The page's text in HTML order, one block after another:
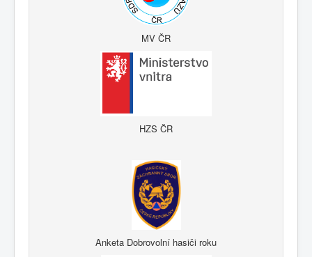
MV ČR
HZS ČR
Anketa Dobrovolní hasiči roku